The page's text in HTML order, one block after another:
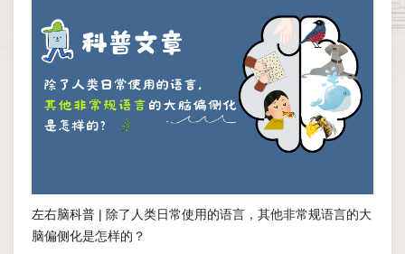
左右脑科普 | 除了人类日常使用的语言，其他非常规语言的大
脑偏侧化是怎样的？